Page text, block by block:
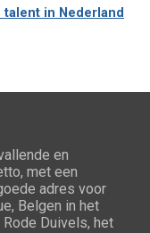
talent in Nederland
en
met een
adres voor
Belgen in het
Duivels, het